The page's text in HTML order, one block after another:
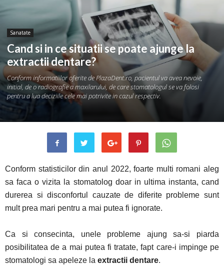
Sanatate
Cand si in ce situatii se poate ajunge la
extractii dentare?
Conform informatiilor oferite de PlazaDent.ro, pacientul va avea nevoie,
initial, de o radiografie a maxilarului, de care stomatologul se va folosi
pentru a lua deciziile cele mai potrivite in cazul respectiv.
Conform statisticilor din anul 2022, foarte multi romani aleg
sa faca o vizita la stomatolog doar in ultima instanta, cand
durerea si disconfortul cauzate de diferite probleme sunt
mult prea mari pentru a mai putea fi ignorate.
Ca si consecinta, unele probleme ajung sa-si piarda
posibilitatea de a mai putea fi tratate, fapt care-i impinge pe
stomatologi sa apeleze la extractii dentare.